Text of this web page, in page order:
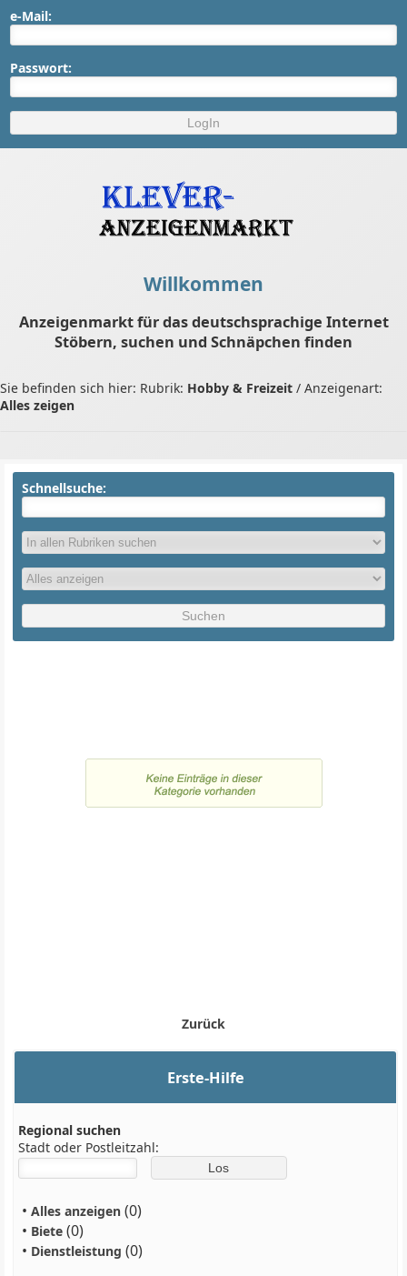
e-Mail:
Passwort:
Willkommen
Anzeigenmarkt für das deutschsprachige Internet
Stöbern, suchen und Schnäpchen finden
Sie befinden sich hier: Rubrik: Hobby & Freizeit / Anzeigenart:
Alles zeigen
Schnellsuche:
Zurück
Erste-Hilfe
Regional suchen
Stadt oder Postleitzahl:
• Alles anzeigen(0)
• Biete(0)
• Dienstleistung (0)